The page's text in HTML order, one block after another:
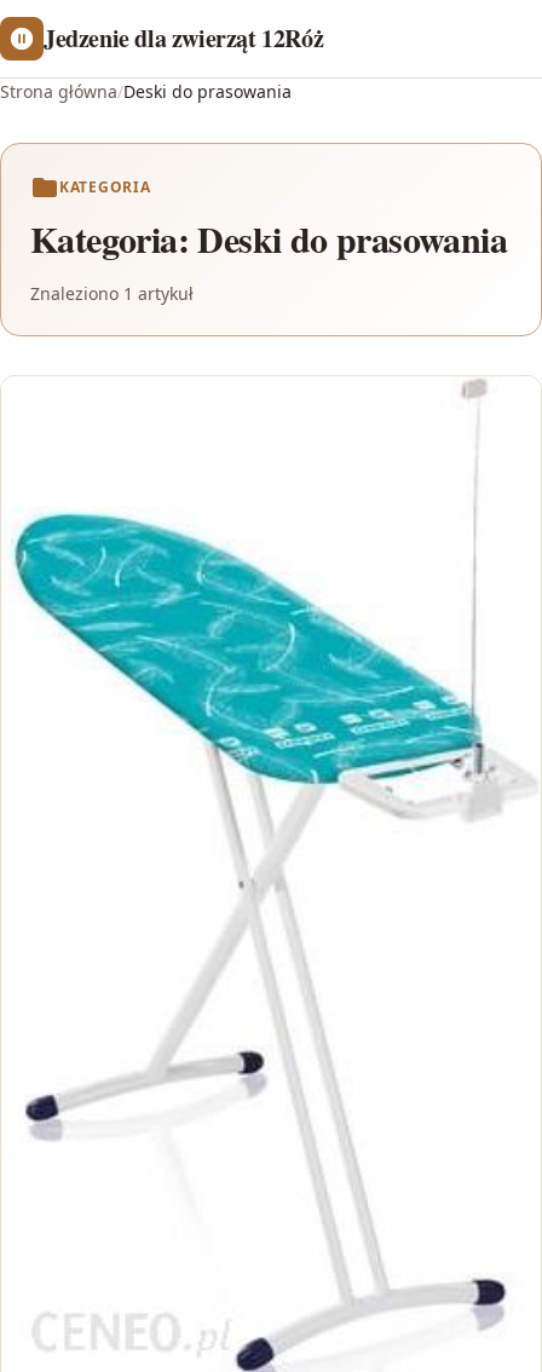
Jedzenie dla zwierząt 12Róż
Strona główna/Deski do prasowania
KATEGORIA
Kategoria:Deski do prasowania
Znaleziono 1 artykuł